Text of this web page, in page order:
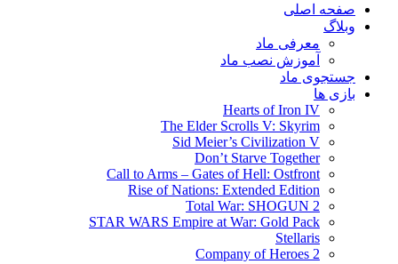
صفحه اصلی
وبلاگ
معرفی ماد
آموزش نصب ماد
جستجوی ماد
بازی ها
Hearts of Iron IV
The Elder Scrolls V: Skyrim
Sid Meier’s Civilization V
Don’t Starve Together
Call to Arms – Gates of Hell: Ostfront
Rise of Nations: Extended Edition
Total War: SHOGUN 2
STAR WARS Empire at War: Gold Pack
Stellaris
Company of Heroes 2